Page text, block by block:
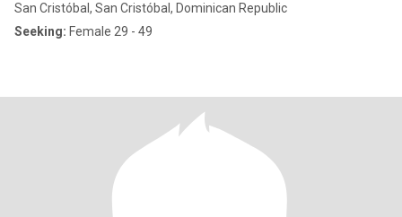
San Cristóbal, San Cristóbal, Dominican Republic
Seeking: Female 29 - 49